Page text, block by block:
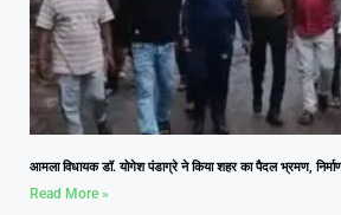
आमला विधायक डॉ. योगेश पंडाग्रे ने किया शहर का पैदल भ्रमण, निर्माण
Read More »